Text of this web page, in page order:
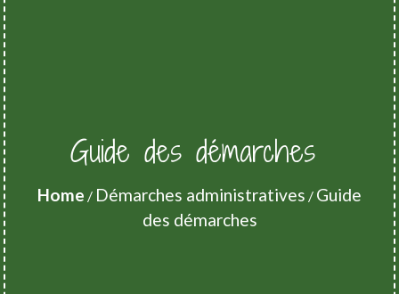
Guide des démarches
Home / Démarches administratives / Guide
des démarches